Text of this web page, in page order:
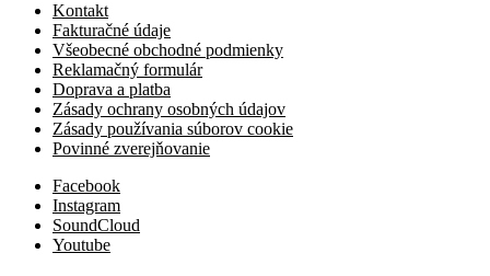
Kontakt
Fakturačné údaje
Všeobecné obchodné podmienky
Reklamačný formulár
Doprava a platba
Zásady ochrany osobných údajov
Zásady používania súborov cookie
Povinné zverejňovanie
Facebook
Instagram
SoundCloud
Youtube